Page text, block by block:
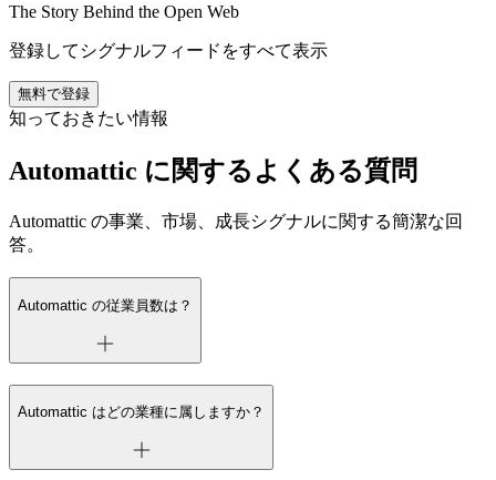
The Story Behind the Open Web
登録してシグナルフィードをすべて表示
無料で登録
知っておきたい情報
Automattic に関するよくある質問
Automattic の事業、市場、成長シグナルに関する簡潔な回
答。
Automattic の従業員数は？
Automattic はどの業種に属しますか？